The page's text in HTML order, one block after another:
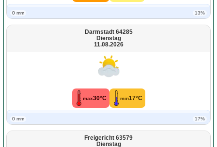
0 mm 13%
Darmstadt 64285
Dienstag
11.08.2026
max30°C min17°C
0 mm 17%
Freigericht 63579
Dienstag